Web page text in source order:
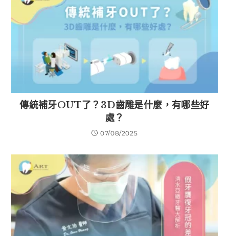
傳統補牙OUT了？3D齒雕是什麼，有哪些好
處？
07/08/2025